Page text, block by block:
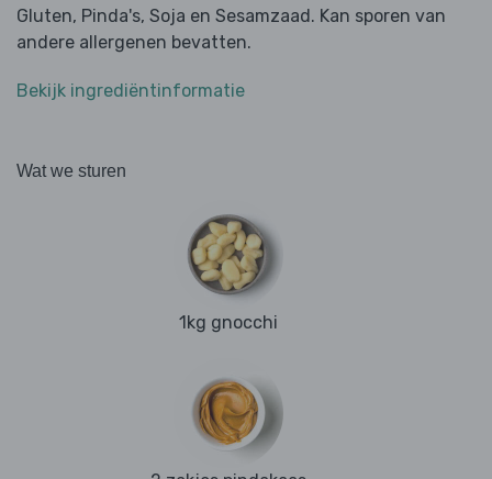
Gluten, Pinda's, Soja en Sesamzaad. Kan sporen van
andere allergenen bevatten.
Bekijk ingrediëntinformatie
Wat we sturen
1kg gnocchi